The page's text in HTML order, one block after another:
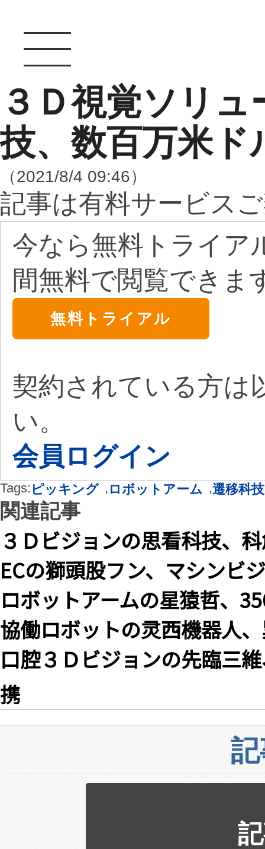
３Ｄ視覚ソリ
技、数百万米ド
（2021/8/4 09:46）
記事は有料サービス
今なら無料トライア
間無料で閲覧できま
無料トライアル
契約されている方は
い。
会員ログイン
Tags: ピッキング , ロボットアーム ,遷移科技
関連記事
３Ｄビジョンの思看科技、
ECの獅頭股フン、マシンビ
ロボットアームの星猿哲、
協働ロボットの灵西機器人
口腔３Ｄビジョンの先臨三
携